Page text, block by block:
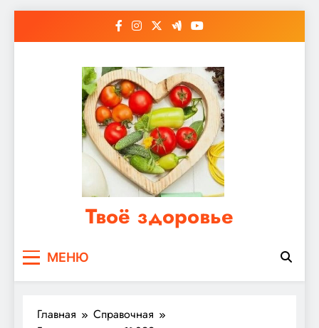
Твоё здоровье
мужском здоровье
МЕНЮ
Главная
Справочная